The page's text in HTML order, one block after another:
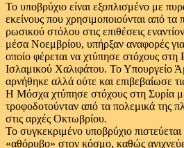
Το υποβρύχιο είναι εξοπλισμένο με
εκείνους που χρησιμοποιούνται από τα
ρωσικού στόλου στις επιθέσεις
μέσα Νοεμβρίου, υπήρξαν αναφορές
οποίο φέρεται να χτύπησε στόχους στη
Ισλαμικού Χαλιφάτου. Το Υπουργείο
αρνήθηκε αλλά ούτε και επιβεβαίωσε
Η Μόσχα χτύπησε στόχους στη Συρία
τροφοδοτούνταν από τα πολεμικά της
στις αρχές Οκτωβρίου.
Το συγκεκριμένο υποβρύχιο πιστεύεται
«αθόρυβο» στον κόσμο, καθώς